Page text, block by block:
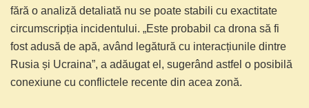
fără o analiză detaliată nu se poate stabili cu exactitate
circumscripția incidentului. „Este probabil ca drona să fi
fost adusă de apă, având legătură cu interacțiunile dintre
Rusia și Ucraina”, a adăugat el, sugerând astfel o posibilă
conexiune cu conflictele recente din acea zonă.